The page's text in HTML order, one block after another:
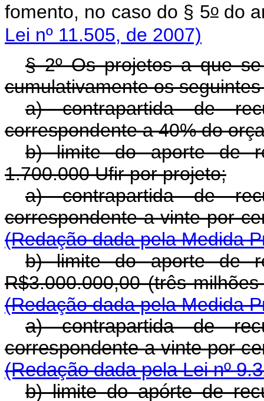
fomento, no caso do § 5odo
Lei nº 11.505, de 2007)
§ 2º Os projetos a que
cumulativamente os
a) contrapartida de
correspondente a 40% do
b) limite do aporte de
1.700.000 Ufir por projeto;
a) contrapartida de
correspondente a vinte
(Redação dada pela Medida
b) limite do aporte de
R$3.000.000,00 (três
(Redação dada pela Medida
a) contrapartida de
correspondente a vinte
(Redação dada pela Lei nº
b) limite do apórte de